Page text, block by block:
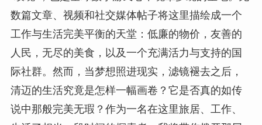
数篇文章、视频和社交媒体帖子将这里描绘成一个
工作与生活完美平衡的天堂：低廉的物价，友善的
人民，无尽的美食，以及一个充满活力与支持的国
际社群。然而，当梦想照进现实，滤镜褪去之后，
清迈的生活究竟是怎样一幅画卷？它是否真的如传
说中那般完美无瑕？作为一名在这里旅居、工作、